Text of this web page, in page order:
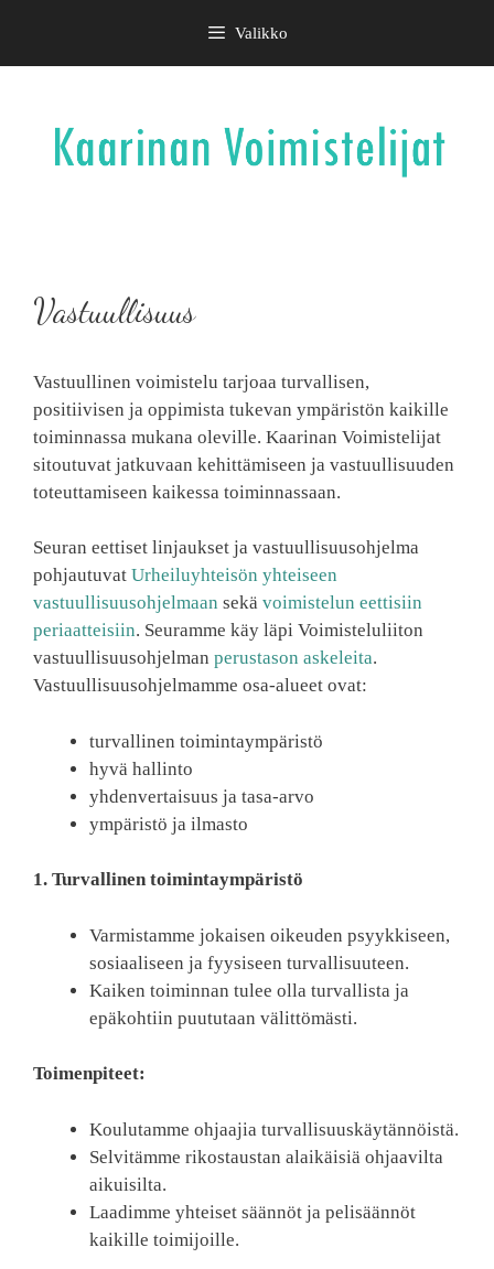
Valikko
Vastuullisuus
Vastuullinen voimistelu tarjoaa turvallisen,
positiivisen ja oppimista tukevan ympäristön kaikille
toiminnassa mukana oleville. Kaarinan Voimistelijat
sitoutuvat jatkuvaan kehittämiseen ja vastuullisuuden
toteuttamiseen kaikessa toiminnassaan.
Seuran eettiset linjaukset ja vastuullisuusohjelma
pohjautuvat Urheiluyhteisön yhteiseen
vastuullisuusohjelmaan sekä voimistelun eettisiin
periaatteisiin. Seuramme käy läpi Voimisteluliiton
vastuullisuusohjelman perustason askeleita.
Vastuullisuusohjelmamme osa-alueet ovat:
turvallinen toimintaympäristö
hyvä hallinto
yhdenvertaisuus ja tasa-arvo
ympäristö ja ilmasto
1. Turvallinen toimintaympäristö
Varmistamme jokaisen oikeuden psyykkiseen,
sosiaaliseen ja fyysiseen turvallisuuteen.
Kaiken toiminnan tulee olla turvallista ja
epäkohtiin puututaan välittömästi.
Toimenpiteet:
Koulutamme ohjaajia turvallisuuskäytännöistä.
Selvitämme rikostaustan alaikäisiä ohjaavilta
aikuisilta.
Laadimme yhteiset säännöt ja pelisäännöt
kaikille toimijoille.